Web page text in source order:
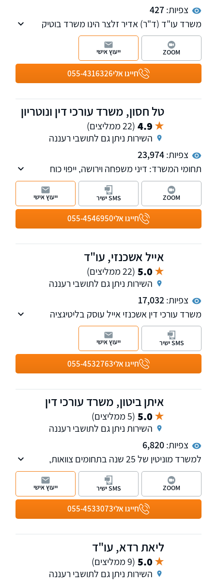
צפיות:427
משרד עו"ד (ד"ר) אדיר זלצר הינו משרד בוטיק
העוסק בלשון הרע, חדלות פירעון, דיני חינוך
וליטיגציה אזרחית.
חייגו אלי055-4316326
ZOOM ייעוץ אישי
טל חסון, משרד עורכי דין ונוטריון
4.9 (22 ממליצים)
השירות ניתן גם לתושבי רעננה
צפיות:23,974
תחומי המשרד: דיני משפחה וירושה, ייפוי כוח
מתמשך, דיני נזיקין וביטוח לאומי, נוטריון. המשרד
מונגש לבעלי מוגבלויות.
חייגו אלי055-4546950
ZOOM SMS ישיר ייעוץ אישי
אייל אשכנזי, עו"ד
5.0 (22 ממליצים)
השירות ניתן גם לתושבי רעננה
צפיות:17,032
משרד עורכי דין אשכנזי אייל עוסק בליטיגציה
האזרחית מסחרית ובכל תחומי המשפט העסקי,
חדלות פירעון ופשיטת רגל עד קבלת צו הפטר.
חייגו אלי055-4532763
SMS ישיר ייעוץ אישי
איתן ביטון, משרד עורכי דין
5.0 (5 ממליצים)
השירות ניתן גם לתושבי רעננה
צפיות:6,820
למשרד מוניטין של 25 שנה בתחומים צוואות,
ירושות, ייפוי כוח מתמשך, מקרקעין נדל"ן, הוצאה
לפועל וחדלות פירעון. שלוחות בכפר סבא וחיפה,
נשמח לקבוע פגישת ייעוץ במשרדו
חייגו אלי055-4533073
ZOOM SMS ישיר ייעוץ אישי
ליאת רדא, עו"ד
5.0 (9 ממליצים)
השירות ניתן גם לתושבי רעננה